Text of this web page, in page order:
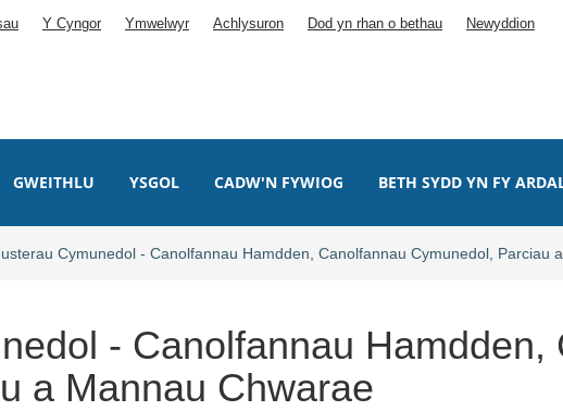
Y Cyngor Ymwelwyr Achlysuron Dod yn rhan o bethau Newyddion
GWEITHLU YSGOL CADW'N FYWIOG BETH SYDD YN FY
Cymunedol - Canolfannau Hamdden, Canolfannau Cymunedol, Parciau
- Canolfannau Hamdden,
a Mannau Chwarae